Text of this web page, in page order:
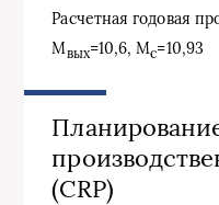
Расчетная годовая
Мвых=10,6, Мс=10,93
(CRP)